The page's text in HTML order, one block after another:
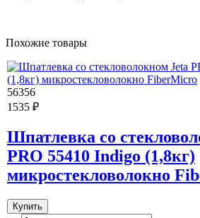
Похожие товары
56356
1535 ₽
Шпатлевка со
PRO 55410 Indigo (1,8кг)
микростекловолокно
Купить